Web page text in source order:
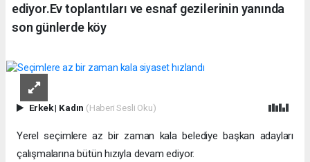
ediyor.Ev toplantıları ve esnaf gezilerinin yanında
son günlerde köy
Erkek| Kadın (Haberi Sesli Oku)
Yerel seçimlere az bir zaman kala belediye başkan adayları
çalışmalarına bütün hızıyla devam ediyor.